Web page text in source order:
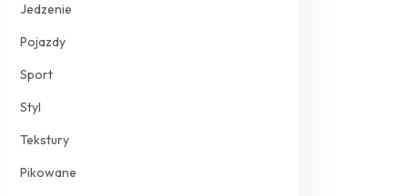
Jedzenie
Pojazdy
Sport
Styl
Tekstury
Pikowane